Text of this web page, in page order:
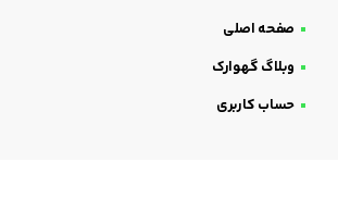
صفحه اصلی
وبلاگ گهوارک
حساب کاربری